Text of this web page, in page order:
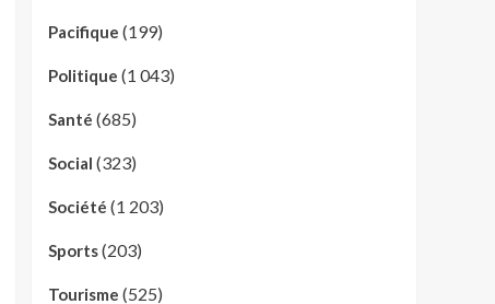
Pacifique (199)
Politique (1 043)
Santé (685)
Social (323)
Société (1 203)
Sports(203)
Tourisme (525)